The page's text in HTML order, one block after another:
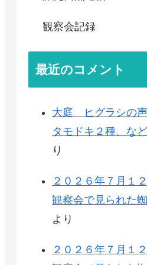
観察会記録
最近のコメント
大庭 ヒグラシの
タモドキ２種、など
り
２０２６年７月１
観察会で見られた
より
２０２６年７月１